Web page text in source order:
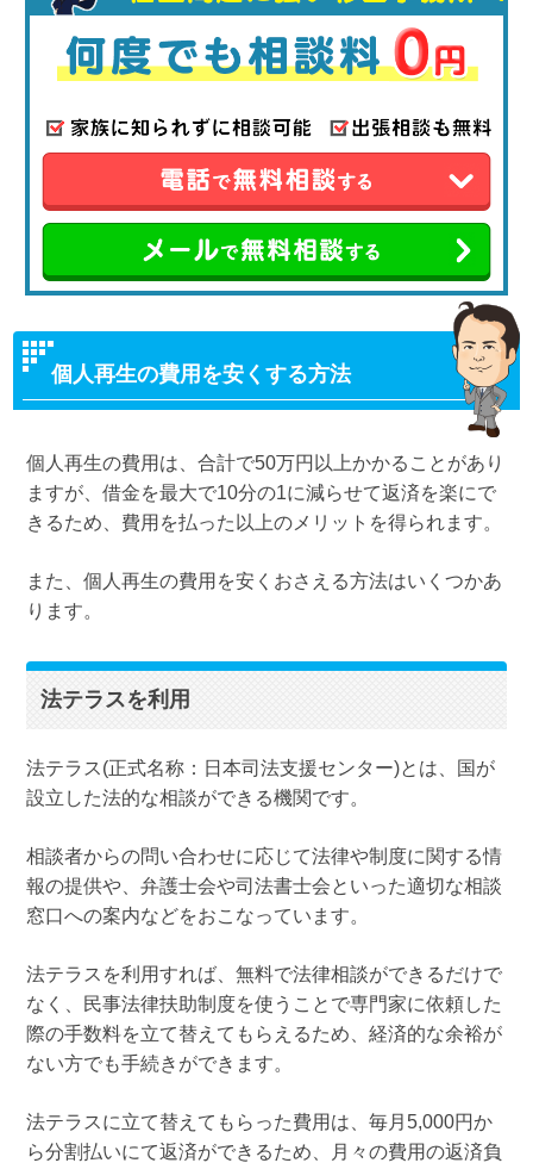
個人再生の費用を安くする方法
個人再生の費用は、合計で50万円以上かかることがあり
ますが、借金を最大で10分の1に減らせて返済を楽にで
きるため、費用を払った以上のメリットを得られます。
また、個人再生の費用を安くおさえる方法はいくつかあ
ります。
法テラスを利用
法テラス(正式名称：日本司法支援センター)とは、国が
設立した法的な相談ができる機関です。
相談者からの問い合わせに応じて法律や制度に関する情
報の提供や、弁護士会や司法書士会といった適切な相談
窓口への案内などをおこなっています。
法テラスを利用すれば、無料で法律相談ができるだけで
なく、民事法律扶助制度を使うことで専門家に依頼した
際の手数料を立て替えてもらえるため、経済的な余裕が
ない方でも手続きができます。
法テラスに立て替えてもらった費用は、毎月5,000円か
ら分割払いにて返済ができるため、月々の費用の返済負